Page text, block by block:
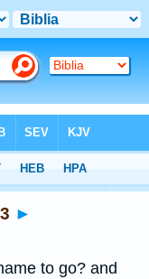
►
to go? and